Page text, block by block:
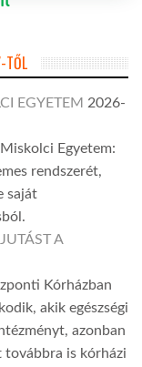
TŐL
EGYETEM 2026-
Egyetem:
rendszerét,
saját
A
Kórházban
akik egészségi
azonban
továbbra is kórházi